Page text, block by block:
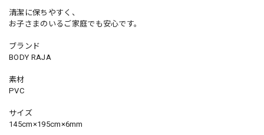
清潔に保ちやすく、
お子さまのいるご家庭でも安心です。
ブランド
BODY RAJA
素材
PVC
サイズ
145cm×195cm×6mm